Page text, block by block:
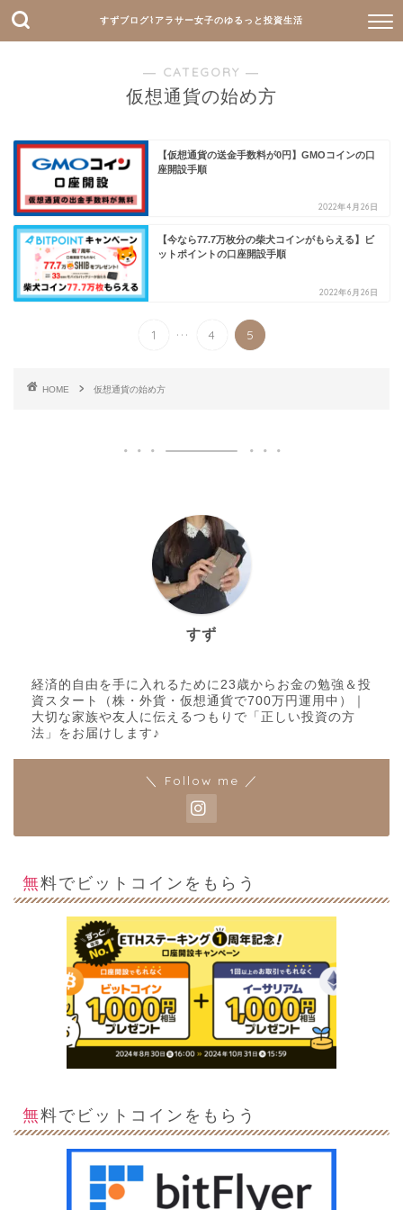
すずブログ⌇アラサー女子のゆるっと投資生活
― CATEGORY ―
仮想通貨の始め方
【仮想通貨の送金手数料が0円】GMOコインの口
座開設手順
2022年4月26日
【今なら77.7万枚分の柴犬コインがもらえる】ビ
ットポイントの口座開設手順
2022年6月26日
1 ... 4 5
HOME 仮想通貨の始め方
すず
経済的自由を手に入れるために23歳からお金の勉強＆投
資スタート（株・外貨・仮想通貨で700万円運用中）｜
大切な家族や友人に伝えるつもりで「正しい投資の方
法」をお届けします♪
＼ Follow me ／
無料でビットコインをもらう
無料でビットコインをもらう